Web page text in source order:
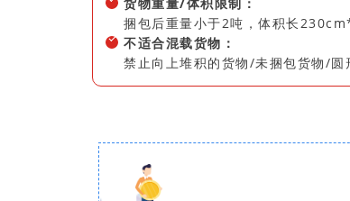
捆包后重量小于2吨，体积长
不适合混载货物：
禁止向上堆积的货物/未捆包货物/圆